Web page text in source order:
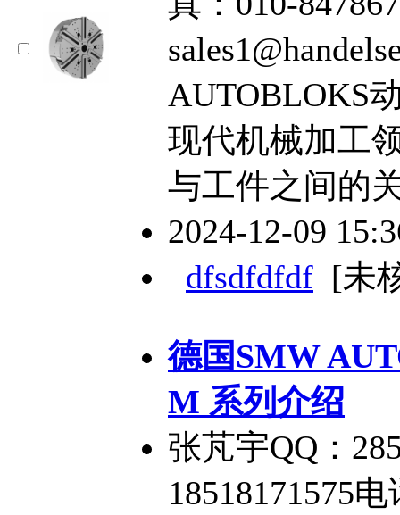
AUTOBLOKS
现代机械加工
与工件之间的
2024-12-09
dfsdfdfdf [未
德国SMW
M 系列介绍
张芃宇QQ：
18518171575